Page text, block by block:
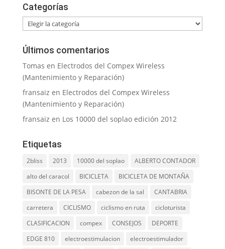
Categorías
Categorías
Últimos comentarios
Tomas en Electrodos del Compex Wireless
(Mantenimiento y Reparación)
fransaiz en Electrodos del Compex Wireless
(Mantenimiento y Reparación)
fransaiz en Los 10000 del soplao edición 2012
Etiquetas
2bliss 2013 10000 del soplao
ALBERTO CONTADOR
alto del caracol
BICICLETA
BICICLETA DE MONTAÑA
BISONTE DE LA PESA
cabezon de la sal
CANTABRIA
carretera
CICLISMO ciclismo en ruta
cicloturista
CLASIFICACION
compex CONSEJOS
DEPORTE
EDGE 810
electroestimulacion electroestimulador